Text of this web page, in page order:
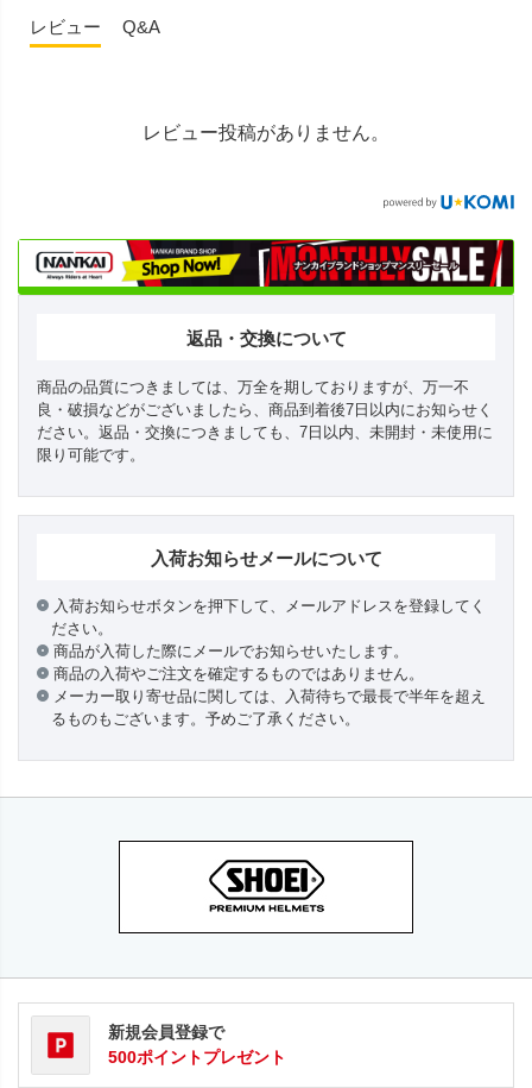
レビュー Q&A
レビュー投稿がありません。
返品・交換について
商品の品質につきましては、万全を期しておりますが、万一不
良・破損などがございましたら、商品到着後7日以内にお知らせく
ださい。返品・交換につきましても、7日以内、未開封・未使用に
限り可能です。
入荷お知らせメールについて
入荷お知らせボタンを押下して、メールアドレスを登録してく
ださい。
商品が入荷した際にメールでお知らせいたします。
商品の入荷やご注文を確定するものではありません。
メーカー取り寄せ品に関しては、入荷待ちで最長で半年を超え
るものもございます。予めご了承ください。
新規会員登録で
500ポイントプレゼント